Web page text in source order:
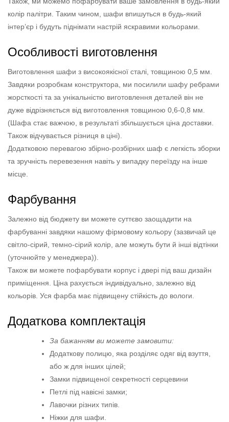
колір палітри. Таким чином, шафи впишуться в будь-який
інтер’єр і будуть піднімати настрій яскравими кольорами.
Особливості виготовлення
Виготовлення шафи з високоякісної сталі, товщиною 0,5 мм.
Завдяки розробкам конструктора, ми посилили шафу ребрами
жорсткості та за унікальністю виготовлення деталей він не
дуже відрізняється від виготовлення товщиною 0,6-0,8 мм.
(Шафа стає важчою, в результаті збільшується ціна доставки.
Також відчувається різниця в ціні).
Додатковою перевагою збірно-розбірних шаф є легкість зборки
та зручність перевезення навіть у випадку переїзду на інше
місце.
Фарбування
Залежно від бюджету ви можете суттєво заощадити на
фарбуванні завдяки нашому фірмовому кольору (зазвичай це
світло-сірий, темно-сірий колір, але можуть бути й інші відтінки
(уточнюйте у менеджера)).
Також ви можете пофарбувати корпус і двері під ваш дизайн
приміщення. Ціна рахується індивідуально, залежно від
кольорів. Уся фарба має підвищену стійкість до вологи.
Додаткова комплектація
За бажанням ви можете замовити:
Додаткову полицю, яка розділяє одяг від взуття,
або ж для інших цілей;
Замки підвищеної секретності серцевини
Петлі під навісні замки;
Лавочки різних типів.
Ніжки для шафи.